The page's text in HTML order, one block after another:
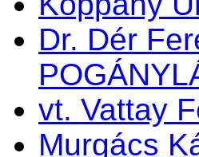
Dr. Dér
vt. Vattay
Murgács